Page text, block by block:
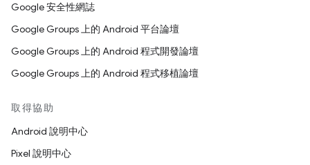
Google 安全性網誌
Google Groups 上的 Android 平台論壇
Google Groups 上的 Android 程式開發論壇
Google Groups 上的 Android 程式移植論壇
取得協助
Android 說明中心
Pixel 說明中心